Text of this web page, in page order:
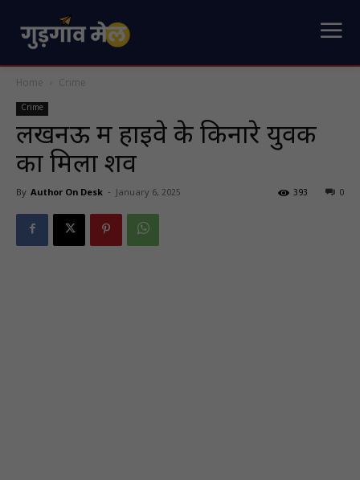
Home Crime
Crime
लखनऊ में हाइवे के किनारे युवक
का मिला शव
By Author On Desk - January 6, 2025 0
393